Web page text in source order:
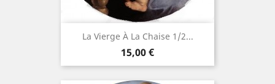
La Vierge À La Chaise 1/2...
Prix
15,00 €